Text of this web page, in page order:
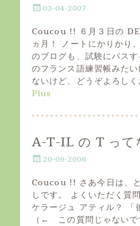
P
s
e
d
o
n
03-04-2007
Coucou !! ６月３日の
ヵ月！ ノートにかりかり
のブログも、試験にパス
のフランス語練習帳みた
ないけど、どうぞよろし
Plus
A-T-IL の T って
P
s
t
e
d
20-09-2006
Coucou !! さあ今日は、
しです。 よくいただく
ケラージュ アティル？ 「
（← この質問じゃない